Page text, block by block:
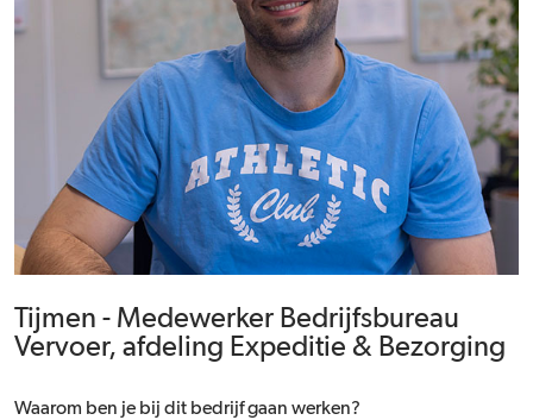
Tijmen - Medewerker Bedrijfsbureau
Vervoer, afdeling Expeditie & Bezorging
Waarom ben je bij dit bedrijf gaan werken?